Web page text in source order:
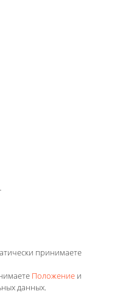
принимаете
Положение и
данных.